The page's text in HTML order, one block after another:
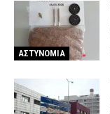
ΑΣΤΥΝΟΜΙΑ